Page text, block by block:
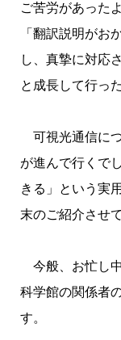
ご苦労があった
「翻訳説明がお
し、真摯に対応
と成長して行っ
可視光通信に
が進んで行くで
きる」という実
末のご紹介させ
今般、お忙し
科学館の関係者
す。